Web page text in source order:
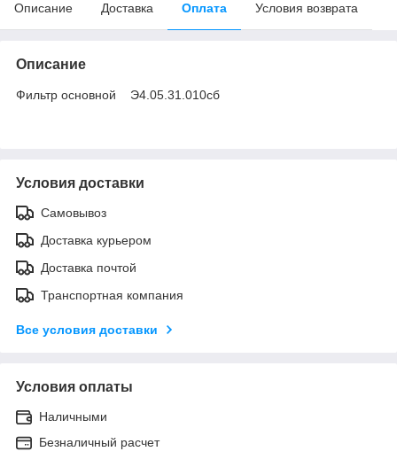
Описание Доставка Оплата Условия возврата
Описание
Фильтр основной Э4.05.31.010сб
Условия доставки
Самовывоз
Доставка курьером
Доставка почтой
Транспортная компания
Все условия доставки
Условия оплаты
Наличными
Безналичный расчет